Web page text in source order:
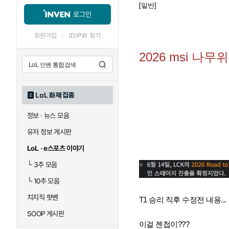
로그인
회원가입 ID/PW 찾기
LoL 화제 집중
정보 · 뉴스 모음
유저 정보 게시판
LoL · e스포츠 이야기
└3추 모음
└10추 모음
치지직 팟벤
SOOP 게시판
[일반]
2026 msi 나무
T1 승리 직후 수정전 내용...
이걸 젠첩이???